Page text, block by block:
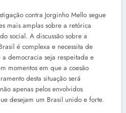
contra Jorginho Mello segue
mais amplas sobre a retórica
social. A discussão sobre a
é complexa e necessita de
democracia seja respeitada e
momentos em que a coesão
desta situação será
apenas pelos envolvidos
desejam um Brasil unido e forte.